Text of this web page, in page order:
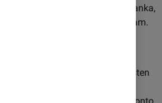
Singapore, Sydkorea, Sri Lanka,
Turkiet, Uzbekistan, Vietnam.
kostnader
när du är utomlands! Med tjänsten
för extra kostnader på
enkelt in ditt Maxpris via Mitt konto